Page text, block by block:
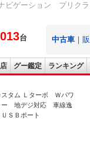
ゲーション プリク
台 中古車 ｜
グー鑑定 ランキング
スタム Ｌターボ Ｗパワ
ー 地デジ対応 車線逸
ＳＢポート